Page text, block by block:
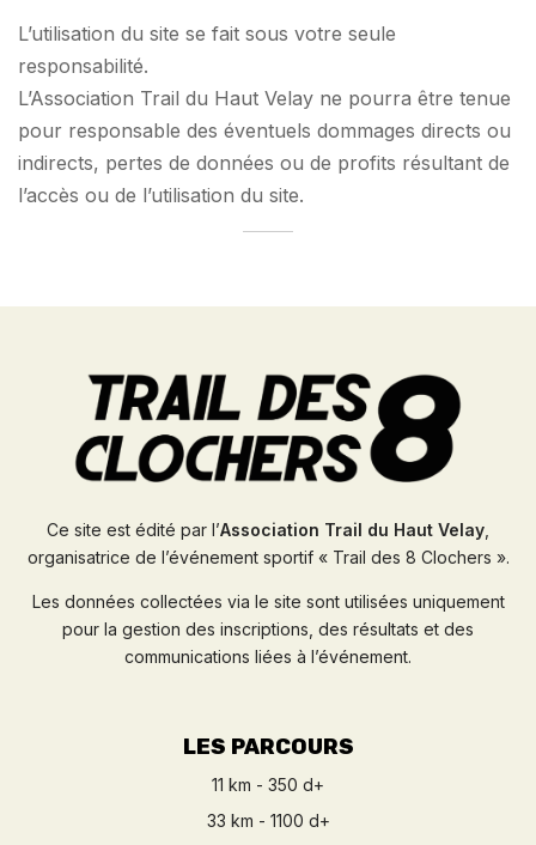
L’utilisation du site se fait sous votre seule
responsabilité.
L’Association Trail du Haut Velay ne pourra être tenue
pour responsable des éventuels dommages directs ou
indirects, pertes de données ou de profits résultant de
l’accès ou de l’utilisation du site.
Ce site est édité par l’Association Trail du Haut Velay
organisatrice de l’événement sportif « Trail des 8 Clochers ».
Les données collectées via le site sont utilisées uniquement
pour la gestion des inscriptions, des résultats et des
communications liées à l’événement.
LES PARCOURS
11 km - 350 d+
33 km - 1100 d+